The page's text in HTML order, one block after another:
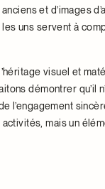
et d’images
uns servent à
visuel et
démontrer qu’il
l’engagement
mais un